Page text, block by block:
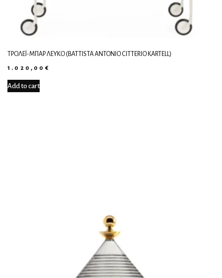
ΤΡΌΛΕΪ-ΜΠΑΡ ΛΕΥΚΌ (BATTISTA ANTONIO CITTERIO KARTELL)
1.020,00 €
Add to cart